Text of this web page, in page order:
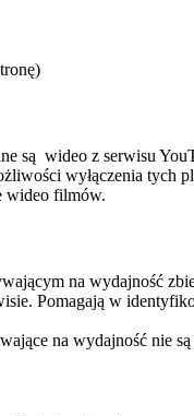
są wideo z serwisu
wyłączenia tych
wideo filmów.
na wydajność
Pomagają w
na wydajność nie